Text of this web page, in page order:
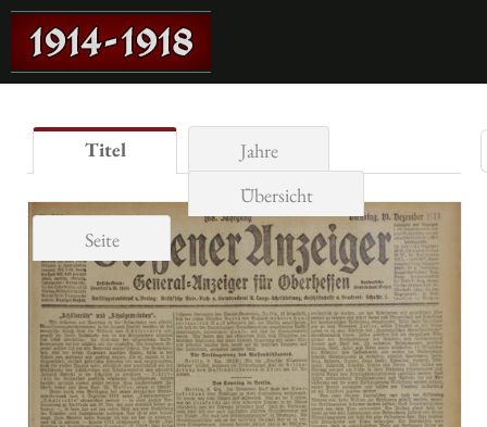
Titel
Jahre
Übersicht
Seite